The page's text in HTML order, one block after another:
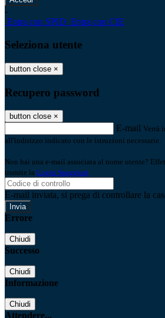
-
Entra con SPID Entra con CIE
Seleziona utente
button close ×
Recupero password
button close ×
E-mail Verrà
all'indirizzo indicato con le istruzioni necessarie.
Non hai una e-mail associata al nome utente?
tramite la Login Spaggiari
E-mail inviata, si prega di controllare la
Errore
Chiudi
Successo
Chiudi
Informazione
Chiudi
Attendere...